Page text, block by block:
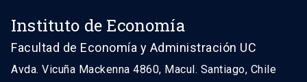
Instituto de Economía
Facultad de Economía y Administración UC
Avda. Vicuña Mackenna 4860, Macul. Santiago, Chile